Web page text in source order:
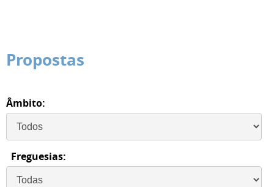
Propostas
Âmbito:
Freguesias: